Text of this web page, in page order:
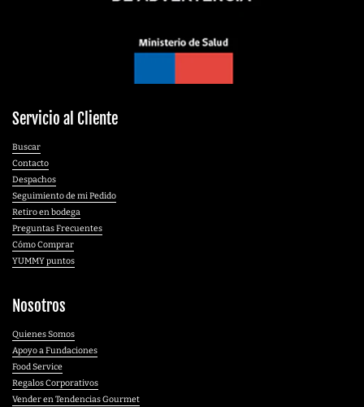
Servicio al Cliente
Buscar
Contacto
Despachos
Seguimiento de mi Pedido
Retiro en bodega
Preguntas Frecuentes
Cómo Comprar
YUMMY puntos
Nosotros
Quienes Somos
Apoyo a Fundaciones
Food Service
Regalos Corporativos
Vender en Tendencias Gourmet